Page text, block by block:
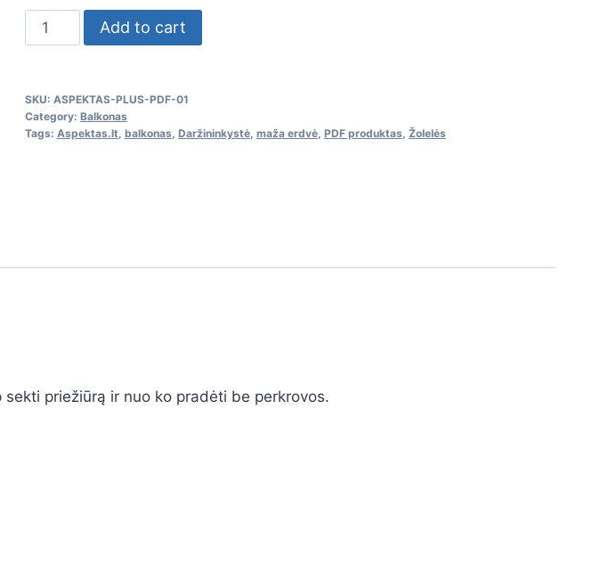
Balkono
daržininkystės
quantity
Add to cart
SKU: ASPEKTAS-PLUS-PDF-01
Category: Balkonas
Tags: Aspektas.lt balkonas Daržininkystė, maža erdvė, PDF produktas Žolelės
priežiūrą ir nuo ko pradėti be perkrovos.